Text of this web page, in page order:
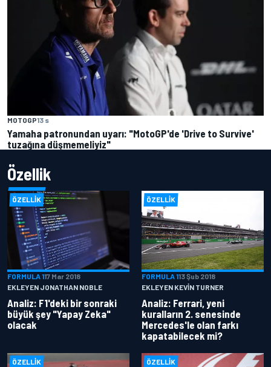
MOTOGP13 s
Yamaha patronundan uyarı: "MotoGP'de 'Drive to Survive'
tuzağına düşmemeliyiz"
Özellik
ÖZELLIK
FORMULA 117 Mar 2018
EKLEYEN JONATHAN NOBLE
Analiz: F1'deki bir sonraki
büyük şey "Yapay Zeka"
olacak
ÖZELLIK
FORMULA 113 Şub 2018
EKLEYEN KEVIN TURNER
Analiz: Ferrari, yeni
kuralların 2. senesinde
Mercedes'le olan farkı
kapatabilecek mi?
ÖZELLIK ÖZELLIK